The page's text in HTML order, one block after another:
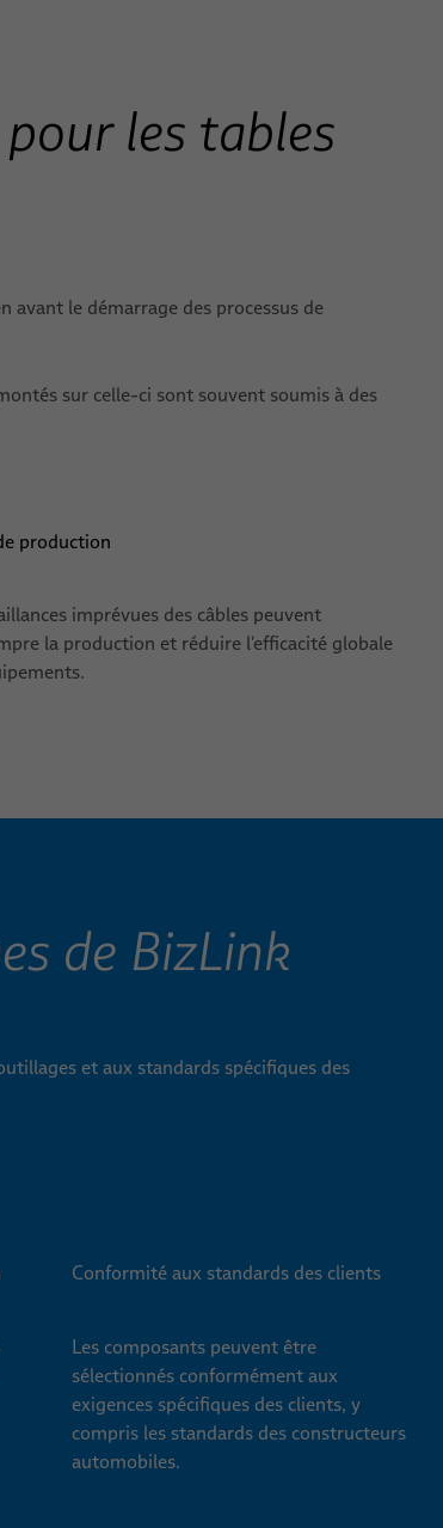
les tables
le démarrage des processus de
sur celle-ci sont souvent soumis à des
production
imprévues des câbles peuvent
la production et réduire l'efficacité globale
de BizLink
et aux standards spécifiques des
Conformité aux standards des clients
Les composants peuvent être
sélectionnés conformément aux
exigences spécifiques des clients, y
compris les standards des constructeurs
automobiles.